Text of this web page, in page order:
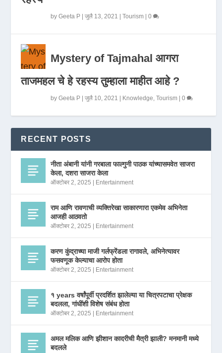
byGeeta P |जुलै 13, 2021 |Tourism |0
Mystery of Tajmahal आगरा
ताजमहल चे हे रहस्य तुम्हाला माहीत आहे ?
byGeeta P |जुलै 10, 2021 Knowledge,Tourism |0
RECENT POSTS
नीता अंबानी यांनी गरबाला फाल्गुनी पाठक यांच्यासमवेत साजरा
केला, दशरा साजरा केला
ऑक्टोबर 2, 2025 Entertainment
राम आणि रावणाची व्यक्तिरेखा साकारणारा एकमेव अभिनेता
आजही आठवतो
ऑक्टोबर 2, 2025 Entertainment
करण कुंद्राच्या माजी गर्लफ्रेंडला रागावले, अभिनेत्यावर
फसवणूक केल्याचा आरोप होता
ऑक्टोबर 2, 2025 Entertainment
१ years वर्षांपूर्वी प्रदर्शित झालेल्या या चित्रपटाचा प्रेक्षक
बदलला, गांधींशी विशेष संबंध होता
ऑक्टोबर 2, 2025 Entertainment
अमल मलिक आणि झीशान कादरीची मैत्री झाली? मनमानी मध्ये
बदलले